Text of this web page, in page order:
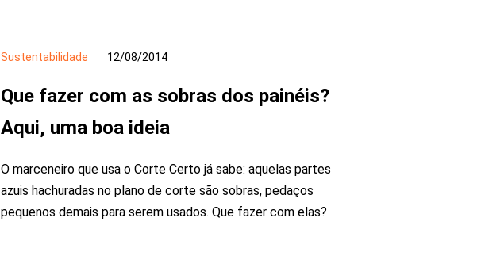
Sustentabilidade 12/08/2014
Que fazer com as sobras dos painéis?
Aqui, uma boa ideia
O marceneiro que usa o Corte Certo já sabe: aquelas partes
azuis hachuradas no plano de corte são sobras, pedaços
pequenos demais para serem usados. Que fazer com elas?